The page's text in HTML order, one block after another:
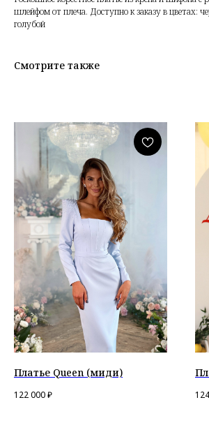
шлейфом от плеча. Доступно к заказу в цветах:
голубой
Смотрите также
Платье Queen (миди)
122 000₽